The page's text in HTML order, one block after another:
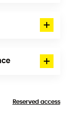
Reserved access